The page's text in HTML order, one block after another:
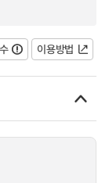
이용방법